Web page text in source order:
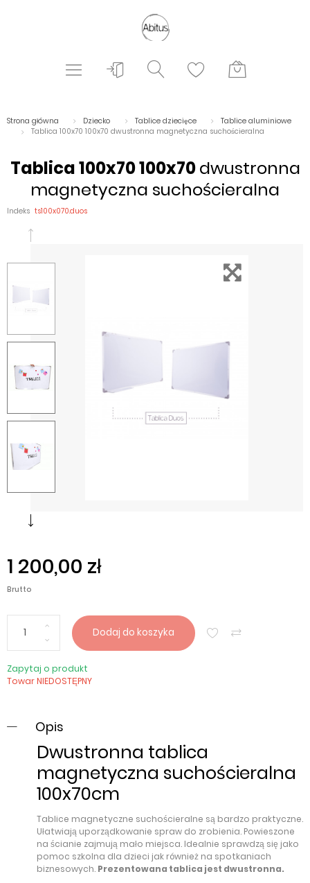
Strona główna Dziecko Tablice dziecięce
Tablice aluminiowe
Tablica 100x70 100x70 dwustronna magnetyczna suchościeralna
Tablica 100x70 100x70dwustronna
magnetyczna suchościeralna
Indeks ts100x070.duos
1 200,00 zł
Brutto
Dodaj do koszyka
Zapytaj o produkt
Towar NIEDOSTĘPNY
Opis
Dwustronna tablica
magnetyczna suchościeralna
100x70cm
Tablice magnetyczne suchościeralne są bardzo praktyczne.
Ułatwiają uporządkowanie spraw do zrobienia. Powieszone
na ścianie zajmują mało miejsca. Idealnie sprawdzą się jako
pomoc szkolna dla dzieci jak również na spotkaniach
biznesowych. Prezentowana tablica jest dwustronna.